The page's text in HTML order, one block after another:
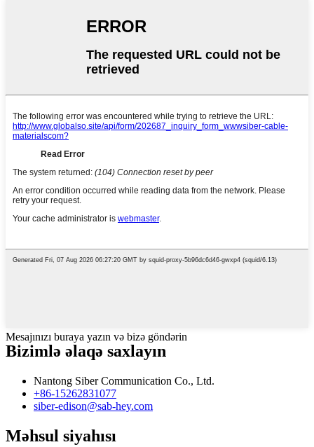
Mesajınızı buraya yazın və bizə göndərin
Bizimlə əlaqə saxlayın
Nantong Siber Communication Co., Ltd.
+86-15262831077
siber-edison@sab-hey.com
Məhsul siyahısı